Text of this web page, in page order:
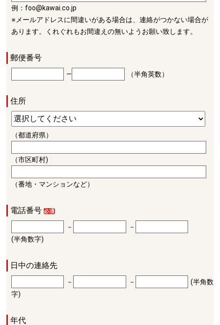
例：foo@kawai.co.jp
※メールアドレスに間違いがある場合は、連絡がつかない場合が
あります。くれぐれもお間違えの無いようお願い致します。
郵便番号
― （半角英数）
住所
（都道府県）
（市区町村)
（番地・マンションなど）
電話番号
－
－
(半角数字)
日中の連絡先
－ －
(半角数
字)
年代